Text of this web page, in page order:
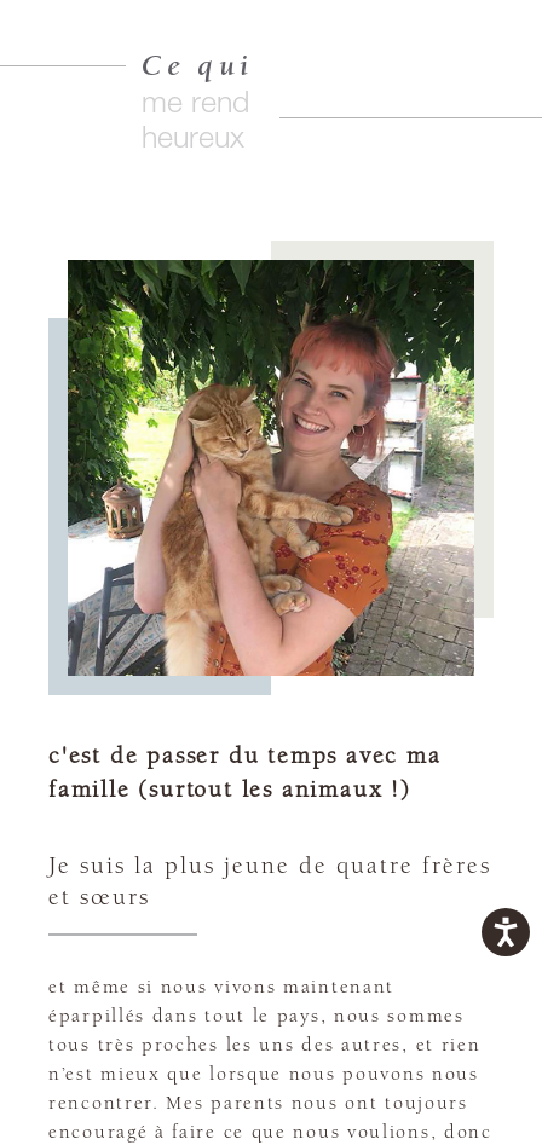
Ce qui
me rend
heureux
c'est de passer du temps avec ma
famille (surtout les animaux !)
Je suis la plus jeune de quatre frères
et sœurs
et même si nous vivons maintenant
éparpillés dans tout le pays, nous sommes
tous très proches les uns des autres, et rien
n’est mieux que lorsque nous pouvons nous
rencontrer. Mes parents nous ont toujours
encouragé à faire ce que nous voulions, donc